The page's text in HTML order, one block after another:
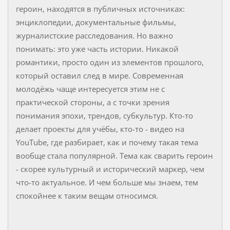
героин, находятся в публичных источниках:
энциклопедии, документальные фильмы,
журналистские расследования. Но важно
понимать: это уже часть истории. Никакой
романтики, просто один из элементов прошлого,
который оставил след в мире. Современная
молодёжь чаще интересуется этим не с
практической стороны, а с точки зрения
понимания эпохи, трендов, субкультур. Кто-то
делает проекты для учёбы, кто-то - видео на
YouTube, где разбирает, как и почему такая тема
вообще стала популярной. Тема как сварить героин
- скорее культурный и исторический маркер, чем
что-то актуальное. И чем больше мы знаем, тем
спокойнее к таким вещам относимся.